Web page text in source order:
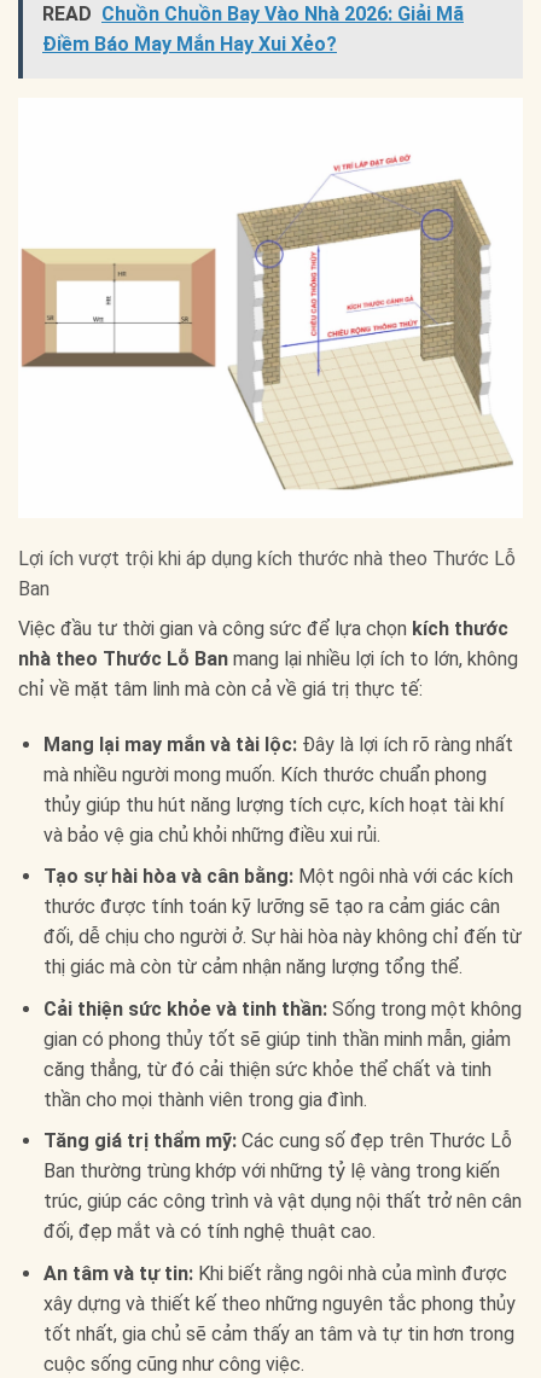
READ Chuồn Chuồn Bay Vào Nhà 2026: Giải Mã
Điềm Báo May Mắn Hay Xui Xẻo?
Lợi ích vượt trội khi áp dụng kích thước nhà theo Thước Lỗ
Ban
Việc đầu tư thời gian và công sức để lựa chọn kích thước
nhà theo Thước Lỗ Ban mang lại nhiều lợi ích to lớn, không
chỉ về mặt tâm linh mà còn cả về giá trị thực tế:
Mang lại may mắn và tài lộc:Đây là lợi ích rõ ràng nhất
mà nhiều người mong muốn. Kích thước chuẩn phong
thủy giúp thu hút năng lượng tích cực, kích hoạt tài khí
và bảo vệ gia chủ khỏi những điều xui rủi.
Tạo sự hài hòa và cân bằng:Một ngôi nhà với các kích
thước được tính toán kỹ lưỡng sẽ tạo ra cảm giác cân
đối, dễ chịu cho người ở. Sự hài hòa này không chỉ đến từ
thị giác mà còn từ cảm nhận năng lượng tổng thể.
Cải thiện sức khỏe và tinh thần:Sống trong một không
gian có phong thủy tốt sẽ giúp tinh thần minh mẫn, giảm
căng thẳng, từ đó cải thiện sức khỏe thể chất và tinh
thần cho mọi thành viên trong gia đình.
Tăng giá trị thẩm mỹ:Các cung số đẹp trên Thước Lỗ
Ban thường trùng khớp với những tỷ lệ vàng trong kiến
trúc, giúp các công trình và vật dụng nội thất trở nên cân
đối, đẹp mắt và có tính nghệ thuật cao.
An tâm và tự tin:Khi biết rằng ngôi nhà của mình được
xây dựng và thiết kế theo những nguyên tắc phong thủy
tốt nhất, gia chủ sẽ cảm thấy an tâm và tự tin hơn trong
cuộc sống cũng như công việc.